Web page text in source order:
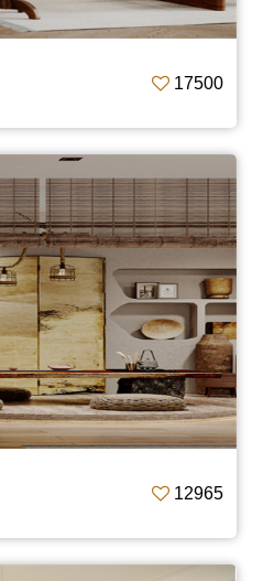
17500
12965